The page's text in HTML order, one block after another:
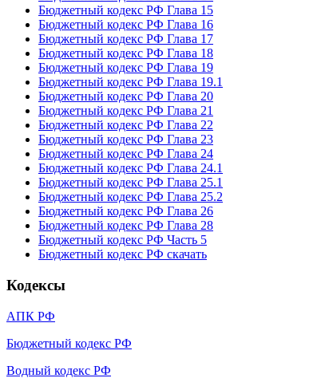
Бюджетный кодекс РФ Глава 15
Бюджетный кодекс РФ Глава 16
Бюджетный кодекс РФ Глава 17
Бюджетный кодекс РФ Глава 18
Бюджетный кодекс РФ Глава 19
Бюджетный кодекс РФ Глава 19.1
Бюджетный кодекс РФ Глава 20
Бюджетный кодекс РФ Глава 21
Бюджетный кодекс РФ Глава 22
Бюджетный кодекс РФ Глава 23
Бюджетный кодекс РФ Глава 24
Бюджетный кодекс РФ Глава 24.1
Бюджетный кодекс РФ Глава 25.1
Бюджетный кодекс РФ Глава 25.2
Бюджетный кодекс РФ Глава 26
Бюджетный кодекс РФ Глава 28
Бюджетный кодекс РФ Часть 5
Бюджетный кодекс РФ скачать
Кодексы
АПК РФ
Бюджетный кодекс РФ
Водный кодекс РФ